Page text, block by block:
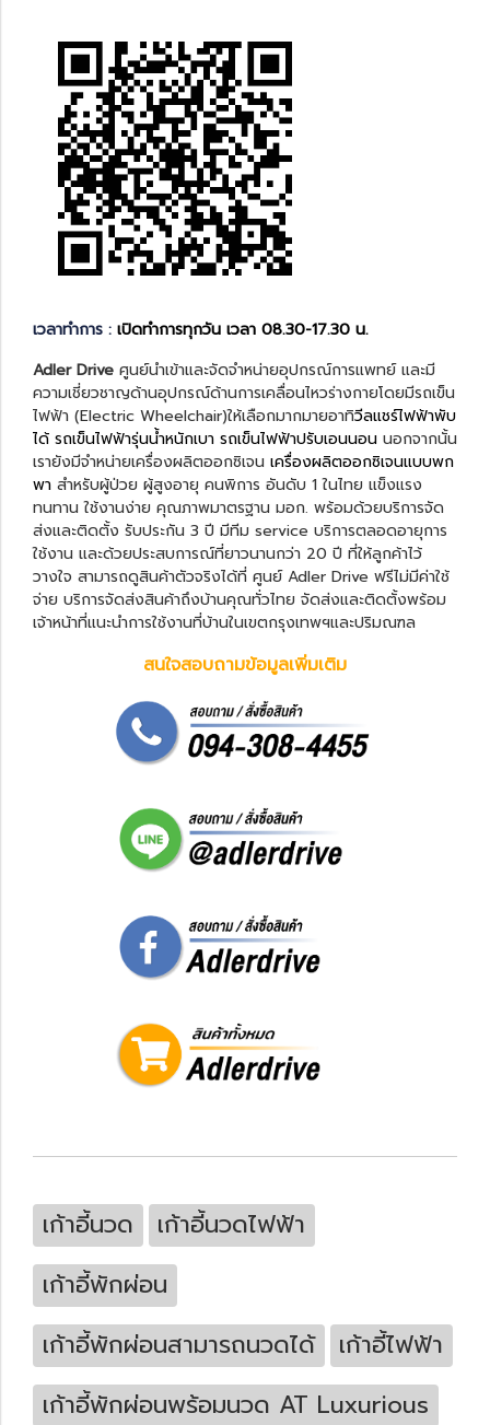
เวลาทำการ : เปิดทำการทุกวัน เวลา 08.30-17.30 น.
Adler Drive ศูนย์นำเข้าและจัดจำหน่ายอุปกรณ์การแพทย์ และมี
ความเชี่ยวชาญด้านอุปกรณ์ด้านการเคลื่อนไหวร่างกายโดยมีรถเข็น
ไฟฟ้า (Electric Wheelchair)ให้เลือกมากมายอาทิวีลแชร์ไฟฟ้าพับ
ได้ รถเข็นไฟฟ้ารุ่นน้ำหนักเบา รถเข็นไฟฟ้าปรับเอนนอน นอกจากนั้น
เรายังมีจำหน่ายเครื่องผลิตออกซิเจน เครื่องผลิตออกซิเจนแบบพก
พา สำหรับผู้ป่วย ผู้สูงอายุ คนพิการ อันดับ 1 ในไทย แข็งแรง
ทนทาน ใช้งานง่าย คุณภาพมาตรฐาน มอก. พร้อมด้วยบริการจัด
ส่งและติดตั้ง รับประกัน 3 ปี มีทีม service บริการตลอดอายุการ
ใช้งาน และด้วยประสบการณ์ที่ยาวนานกว่า 20 ปี ที่ให้ลูกค้าไว้
วางใจ สามารถดูสินค้าตัวจริงได้ที่ ศูนย์ Adler Drive ฟรีไม่มีค่าใช้
จ่าย บริการจัดส่งสินค้าถึงบ้านคุณทั่วไทย จัดส่งและติดตั้งพร้อม
เจ้าหน้าที่แนะนำการใช้งานที่บ้านในเขตกรุงเทพฯและปริมณฑล
สนใจสอบถามข้อมูลเพิ่มเติม
เก้าอี้นวด
เก้าอี้นวดไฟฟ้า
เก้าอี้พักผ่อน
เก้าอี้พักผ่อนสามารถนวดได้
เก้าอี้ไฟฟ้า
เก้าอี้พักผ่อนพร้อมนวด AT Luxurious